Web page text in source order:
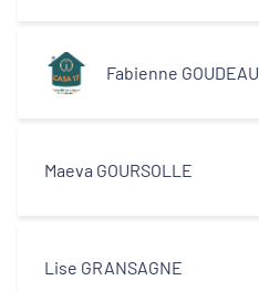
Fabienne GOUDEAU
Maeva GOURSOLLE
Lise GRANSAGNE